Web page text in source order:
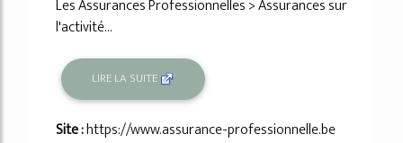
Les Assurances Professionnelles > Assurances sur
l'activité...
LIRE LA SUITE
Site :https://www.assurance-professionnelle.be